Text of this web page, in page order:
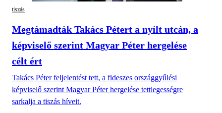
tiszás
Megtámadták Takács Pétert a nyílt utcán, a
képviselő szerint Magyar Péter hergelése
célt ért
Takács Péter feljelentést tett, a fideszes országgyűlési
képviselő szerint Magyar Péter hergelése tettlegességre
sarkalja a tiszás híveit.